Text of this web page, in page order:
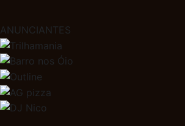
ANUNCIANTES